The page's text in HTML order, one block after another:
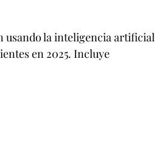
usando la inteligencia artificial
en 2025. Incluye